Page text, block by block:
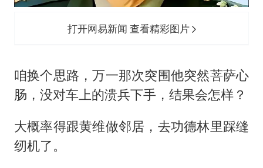
打开网易新闻 查看精彩图片
咱换个思路，万一那次突围他突然菩萨心
肠，没对车上的溃兵下手，结果会怎样？
大概率得跟黄维做邻居，去功德林里踩缝
纫机了。